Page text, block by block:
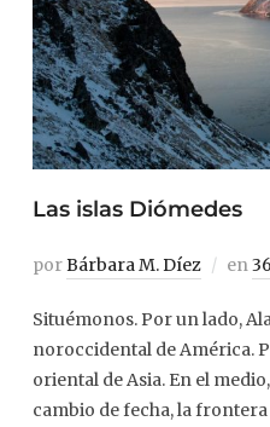
Las islas Diómedes
porBárbara M. Díez en
Situémonos. Por un lado,
noroccidental de América.
oriental de Asia. En el
cambio de fecha, la